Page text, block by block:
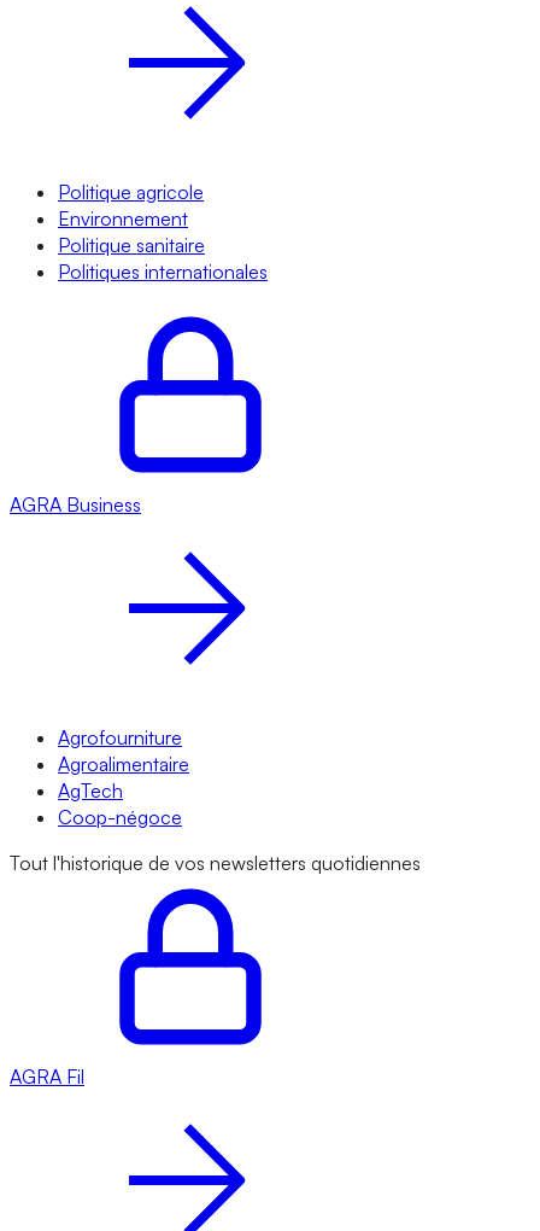
Politique agricole
Environnement
Politique sanitaire
Politiques internationales
AGRA Business
Agrofourniture
Agroalimentaire
AgTech
Coop-négoce
Tout l'historique de vos newsletters quotidiennes
AGRA Fil